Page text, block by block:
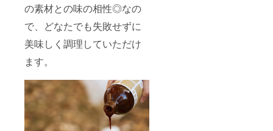
の素材との味の相性◎なの
で、どなたでも失敗せずに
美味しく調理していただけ
ます。